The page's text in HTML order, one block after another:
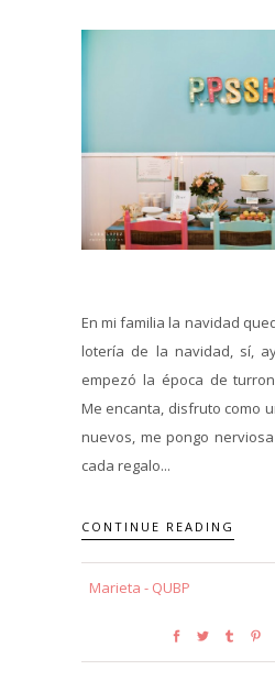
En mi familia la navidad
lotería de la navidad, sí,
empezó la época de
Me encanta, disfruto como
nuevos, me pongo
cada regalo...
CONTINUE READING
Marieta - QUBP